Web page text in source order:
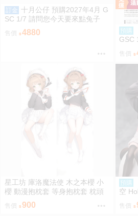
訂金 十月公仔 預購2027年4月 G
SC 1/7 請問您今天要來點兔子
嗎？心愛 禮服Ver 0907
4880 預購
GSC
渚
星工坊 庫洛魔法使 木之本櫻 小
櫻 動漫抱枕套 等身抱枕套 枕頭
售價 900
預購
空
の点
售價